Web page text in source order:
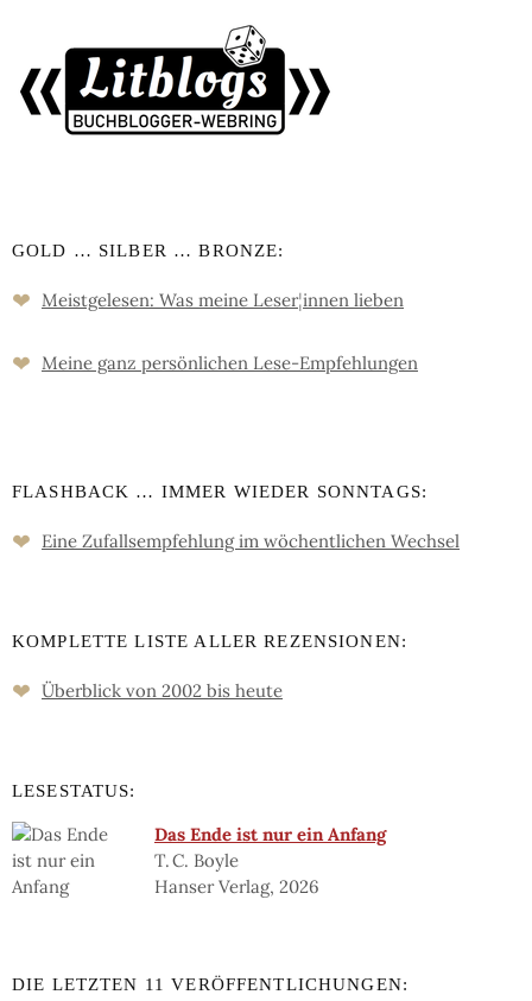
GOLD … SILBER … BRONZE:
❤ Meistgelesen: Was meine Leser¦innen lieben
❤ Meine ganz persön­lichen Lese-Empfeh­lungen
FLASHBACK … IMMER WIEDER SONNTAGS:
❤ Eine Zufalls­empfehlung im wöchent­lichen Wechsel
KOMPLETTE LISTE ALLER REZENSIONEN:
❤ Überblick von 2002 bis heute
LESESTATUS:
Das Ende ist nur ein Anfang
T. C. Boyle
Hanser Verlag, 2026
DIE LETZTEN 11 VERÖFFENTLICHUNGEN: